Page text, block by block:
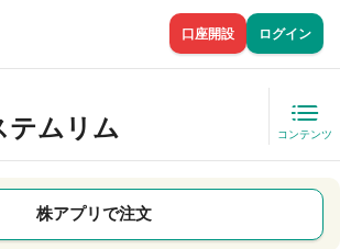
口座開設 ログイン
テムリム コンテンツ
株アプリで注文